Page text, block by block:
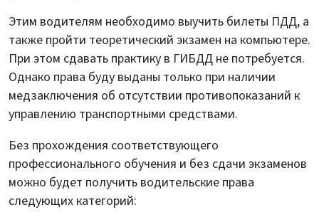
Этим водителям необходимо выучить билеты ПДД, а
также пройти теоретический экзамен на компьютере.
При этом сдавать практику в ГИБДД не потребуется.
Однако права буду выданы только при наличии
медзаключения об отсутствии противопоказаний к
управлению транспортными средствами.
Без прохождения соответствующего
профессионального обучения и без сдачи экзаменов
можно будет получить водительские права
следующих категорий: